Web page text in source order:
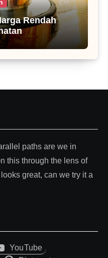
Rendah
paths are we in
this through the lens of
great, can we try it a
YouTube